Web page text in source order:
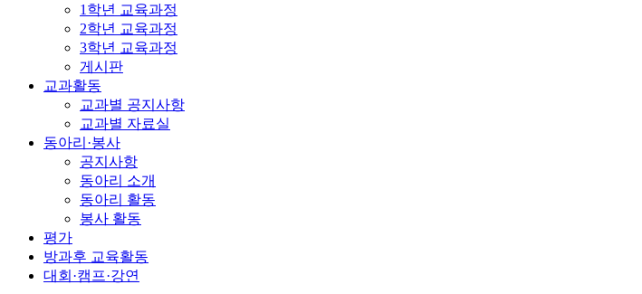
1학년 교육과정
2학년 교육과정
3학년 교육과정
게시판
교과활동
교과별 공지사항
교과별 자료실
동아리·봉사
공지사항
동아리 소개
동아리 활동
봉사 활동
평가
방과후 교육활동
대회·캠프·강연